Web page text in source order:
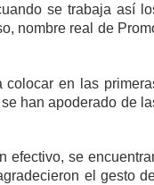
se trabaja así
nombre real de
colocar en las
han apoderado de
efectivo, se
el gesto